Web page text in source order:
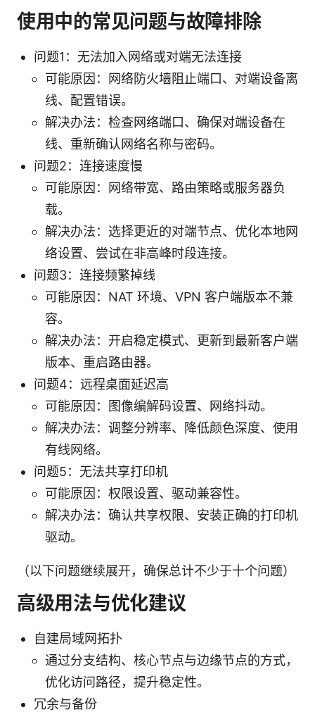
使用中的常见问题与故障排除
问题1：无法加入网络或对端无法连接
可能原因：网络防火墙阻止端口、对端设备离
线、配置错误。
解决办法：检查网络端口、确保对端设备在
线、重新确认网络名称与密码。
问题2：连接速度慢
可能原因：网络带宽、路由策略或服务器负
载。
解决办法：选择更近的对端节点、优化本地网
络设置、尝试在非高峰时段连接。
问题3：连接频繁掉线
可能原因：NAT 环境、VPN 客户端版本不兼
容。
解决办法：开启稳定模式、更新到最新客户端
版本、重启路由器。
问题4：远程桌面延迟高
可能原因：图像编解码设置、网络抖动。
解决办法：调整分辨率、降低颜色深度、使用
有线网络。
问题5：无法共享打印机
可能原因：权限设置、驱动兼容性。
解决办法：确认共享权限、安装正确的打印机
驱动。
（以下问题继续展开，确保总计不少于十个问题）
高级用法与优化建议
自建局域网拓扑
通过分支结构、核心节点与边缘节点的方式，
优化访问路径，提升稳定性。
冗余与备份